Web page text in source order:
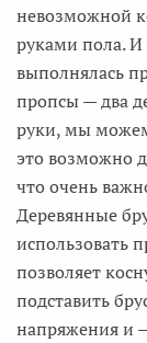
невозможной
руками пола. И
выполнялась
пропсы — два
руки, мы можем
это возможно
что очень
Деревянные
использовать
позволяет
подставить
напряжения и